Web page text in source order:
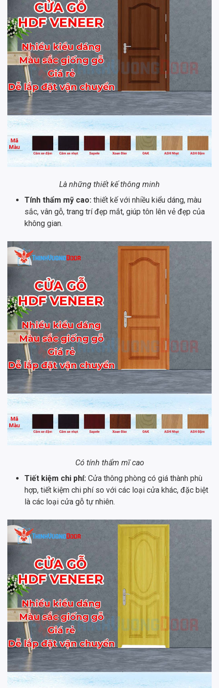
Là những thiết kế thông minh
Tính thẩm mỹ cao: thiết kế với nhiều kiểu dáng, màu
sắc, vân gỗ, trang trí đẹp mắt, giúp tôn lên vẻ đẹp của
không gian.
Có tính thẩm mĩ cao
Tiết kiệm chi phí: Cửa thông phòng có giá thành phù
hợp, tiết kiệm chi phí so với các loại cửa khác, đặc biệt
là các loại cửa gỗ tự nhiên.